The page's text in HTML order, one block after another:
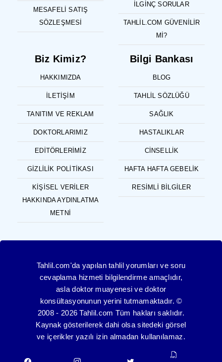
MESAFELI SATIŞ
SÖZLEŞMESI
İLGINÇ SORULAR
TAHLIL.COM GÜVENILIR
MI?
Biz Kimiz?
HAKKIMIZDA
İLETIŞIM
TANITIM VE REKLAM
DOKTORLARIMIZ
EDITÖRLERIMIZ
GIZLILIK POLITIKASI
KIŞISEL VERILER
HAKKINDA AYDINLATMA
METNI
Bilgi Bankası
BLOG
TAHLIL SÖZLÜĞÜ
SAĞLIK
HASTALIKLAR
CINSELLIK
HAFTA HAFTA GEBELIK
RESIMLI BILGILER
Tahlil.com'da yapılan tahlil yorumları ve soru
cevaplama hizmeti bilgilendirme amaçlıdır,
asla doktor muayenesi ve doktor
konsültasyonunun yerini tutmamaktadır. ©
2008 - 2026 Tahlil.com Tüm hakları saklıdır.
Kaynak gösterilerek dahi olsa sitedeki görsel
ve içerikler yazılı izin almadan kullanılamaz.